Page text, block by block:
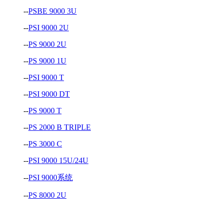
--PSBE 9000 3U
--PSI 9000 2U
--PS 9000 2U
--PS 9000 1U
--PSI 9000 T
--PSI 9000 DT
--PS 9000 T
--PS 2000 B TRIPLE
--PS 3000 C
--PSI 9000 15U/24U
--PSI 9000系统
--PS 8000 2U